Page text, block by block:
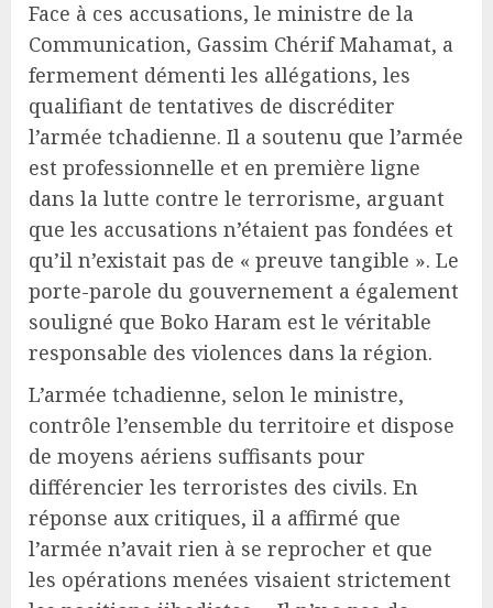
Face à ces accusations, le ministre de la
Communication, Gassim Chérif Mahamat, a
fermement démenti les allégations, les
qualifiant de tentatives de discréditer
l’armée tchadienne. Il a soutenu que l’armée
est professionnelle et en première ligne
dans la lutte contre le terrorisme, arguant
que les accusations n’étaient pas fondées et
qu’il n’existait pas de « preuve tangible ». Le
porte-parole du gouvernement a également
souligné que Boko Haram est le véritable
responsable des violences dans la région.
L’armée tchadienne, selon le ministre,
contrôle l’ensemble du territoire et dispose
de moyens aériens suffisants pour
différencier les terroristes des civils. En
réponse aux critiques, il a affirmé que
l’armée n’avait rien à se reprocher et que
les opérations menées visaient strictement